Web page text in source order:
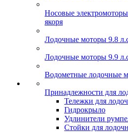
Носовые
якоря
Лодочные моторы 9.8
Лодочные моторы 9.9
Водометные лодочные
Принадлежности для
Тележки для
Гидрокрыло
Удлинители
Стойки для